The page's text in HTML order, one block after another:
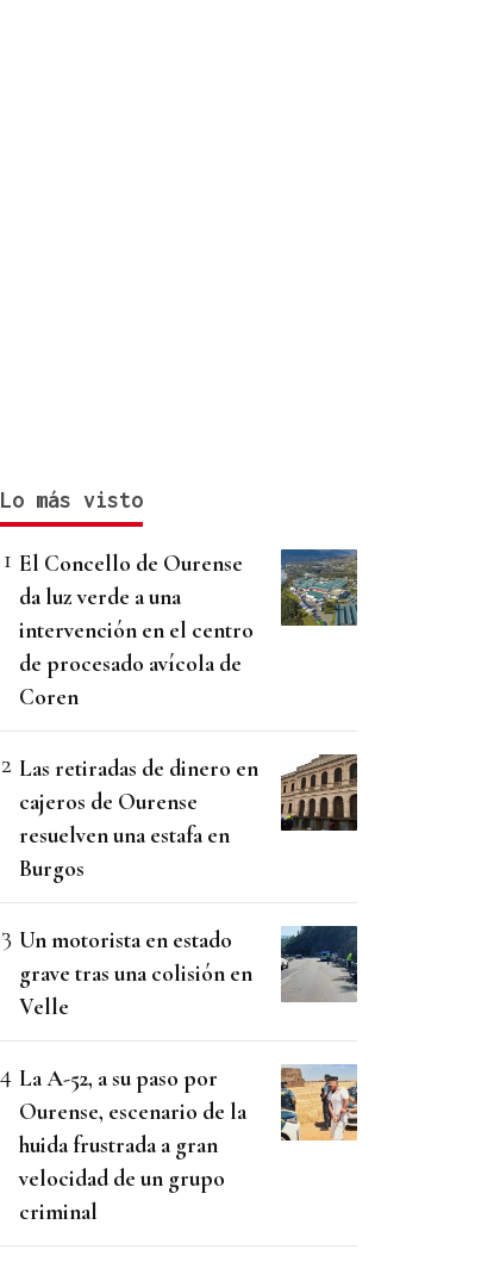
Lo más visto
El Concello de Ourense
da luz verde a una
intervención en el centro
de procesado avícola de
Coren
Las retiradas de dinero en
cajeros de Ourense
resuelven una estafa en
Burgos
Un motorista en estado
grave tras una colisión en
Velle
La A-52, a su paso por
Ourense, escenario de la
huida frustrada a gran
velocidad de un grupo
criminal